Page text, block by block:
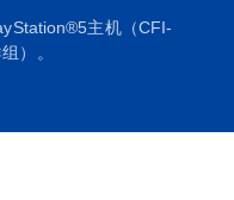
主机（CFI-
）。